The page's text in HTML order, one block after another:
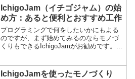
ボを使ってチャレンジしてはいかがです
か？
IchigoJam（イチゴジャム）の始
め方：あると便利とおすすめ工作
プログラミングで何をしたいかにもよる
のですが、まず始めてみるのならモノづ
くりもできるIchigoJamがお勧めです。
作などについてまとめています。
IchigoJamを使ったモノづくり